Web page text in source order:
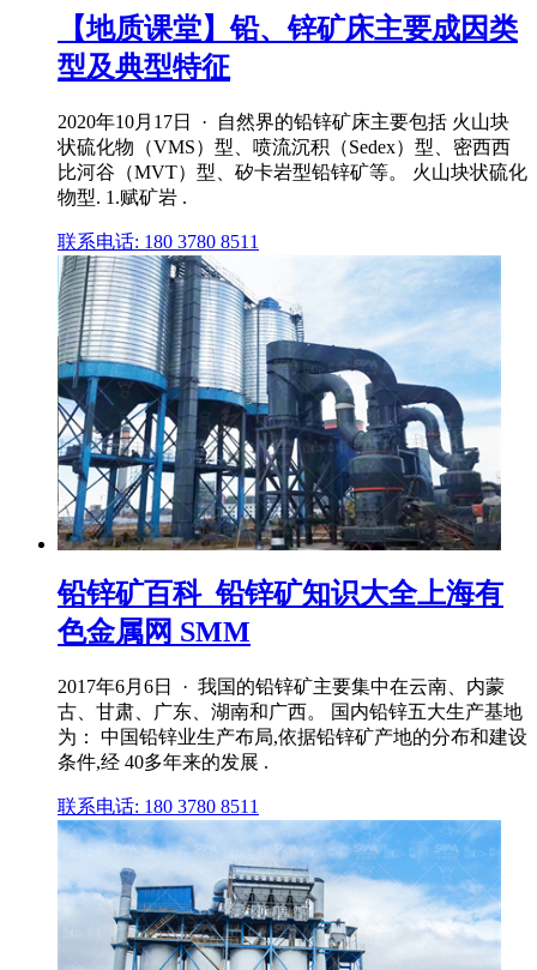
【地质课堂】铅、锌矿床主要成因类
型及典型特征
2020年10月17日 · 自然界的铅锌矿床主要包括 火山块
状硫化物（VMS）型、喷流沉积（Sedex）型、密西西
比河谷（MVT）型、矽卡岩型铅锌矿等。 火山块状硫化
物型. 1.赋矿岩 .
联系电话: 180 3780 8511
铅锌矿百科_铅锌矿知识大全上海有
色金属网 SMM
2017年6月6日 · 我国的铅锌矿主要集中在云南、内蒙
古、甘肃、广东、湖南和广西。 国内铅锌五大生产基地
为： 中国铅锌业生产布局,依据铅锌矿产地的分布和建设
条件,经 40多年来的发展 .
联系电话: 180 3780 8511